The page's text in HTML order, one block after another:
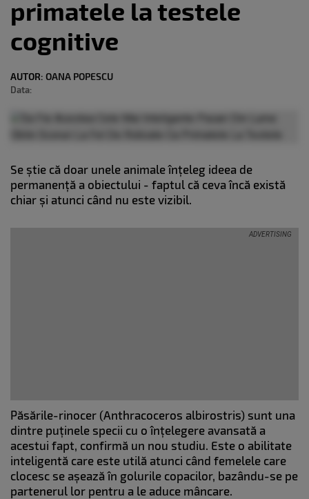
primatele la testele
cognitive
AUTOR: OANA POPESCU
Data:
Se știe că doar unele animale înțeleg ideea de
permanență a obiectului - faptul că ceva încă există
chiar și atunci când nu este vizibil.
Păsările-rinocer (Anthracoceros albirostris) sunt una
dintre puținele specii cu o înțelegere avansată a
acestui fapt, confirmă un nou studiu. Este o abilitate
inteligentă care este utilă atunci când femelele care
clocesc se așează în golurile copacilor, bazându-se pe
partenerul lor pentru a le aduce mâncare.